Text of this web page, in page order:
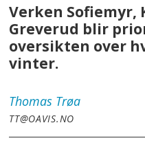
Verken Sofiemyr,
Greverud blir
oversikten over
vinter.
Thomas Trøa
TT@OAVIS.NO